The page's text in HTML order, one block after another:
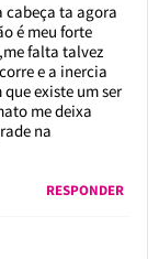
cabeça ta agora
é meu forte
falta talvez
e a inercia
existe um ser
me deixa
na
RESPONDER